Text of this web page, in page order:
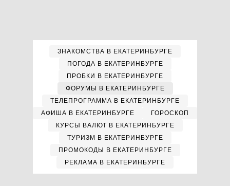
ЗНАКОМСТВА В ЕКАТЕРИНБУРГЕ
ПОГОДА В ЕКАТЕРИНБУРГЕ
ПРОБКИ В ЕКАТЕРИНБУРГЕ
ФОРУМЫ В ЕКАТЕРИНБУРГЕ
ТЕЛЕПРОГРАММА В ЕКАТЕРИНБУРГЕ
АФИША В ЕКАТЕРИНБУРГЕ
ГОРОСКОП
КУРСЫ ВАЛЮТ В ЕКАТЕРИНБУРГЕ
ТУРИЗМ В ЕКАТЕРИНБУРГЕ
ПРОМОКОДЫ В ЕКАТЕРИНБУРГЕ
РЕКЛАМА В ЕКАТЕРИНБУРГЕ